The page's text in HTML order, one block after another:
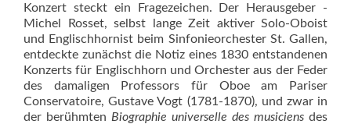
Konzert steckt ein Fragezeichen. Der Herausgeber ­
Michel Rosset, selbst lange Zeit aktiver Solo-Oboist
und Englischhornist beim Sinfonieorchester St. Gallen,
entdeckte zunächst die Notiz eines 1830 entstandenen
Konzerts für Englischhorn und Orchester aus der Feder
des damaligen Professors für Oboe am Pariser
Conservatoire, Gustave Vogt (1781-1870), und zwar in
der berühmten Biographie universelle des musiciens des